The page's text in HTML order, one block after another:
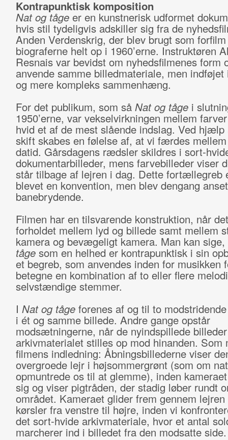
Kontrapunktisk komposition
Nat og tågeer en kunstnerisk udformet
hvis stil tydeligvis adskiller sig fra de
Anden Verdenskrig, der blev brugt som
biograferne helt op i 1960’erne. Instruktøren
Resnais var bevidst om nyhedsfilmenes form
anvende samme billedmateriale, men
og mere kompleks sammenhæng.
For det publikum, som så Nat og tågei
1950’erne, var vekselvirkningen mellem
hvid et af de mest slående indslag. Ved hjælp
skift skabes en følelse af, at vi færdes
datid. Gårsdagens rædsler skildres i sort-
dokumentarbilleder, mens farvebilleder viser
står tilbage af lejren i dag. Dette fortællegreb
blevet en konvention, men blev dengang
banebrydende.
Filmen har en tilsvarende konstruktion, når
forholdet mellem lyd og billede samt mellem
kamera og bevægeligt kamera. Man kan
tågesom en helhed er kontrapunktisk i sin
et begreb, som anvendes inden for musikken
betegne en kombination af to eller flere
selvstændige stemmer.
I Nat og tågeforenes af og til to
i ét og samme billede. Andre gange opstår
modsætningerne, når de nyindspillede
arkivmaterialet stilles op mod hinanden. Som
filmens indledning: Åbningsbillederne viser
overgroede lejr i højsommergrønt (som om
opmuntrede os til at glemme), inden
sig og viser pigtråden, der stadig løber rundt
området. Kameraet glider frem gennem
kørsler fra venstre til højre, inden vi
det sort-hvide arkivmateriale, hvor et antal
marcherer ind i billedet fra den modsatte side.